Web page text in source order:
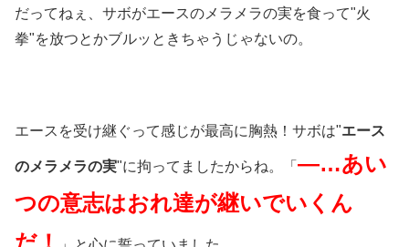
だってねぇ、サボがエースのメラメラの実を食って"火
拳"を放つとかブルッときちゃうじゃないの。
エースを受け継ぐって感じが最高に胸熱！サボは"エース
のメラメラの実"に拘ってましたからね。「 ―…あい
つの意志はおれ達が継いでいくん
だ！